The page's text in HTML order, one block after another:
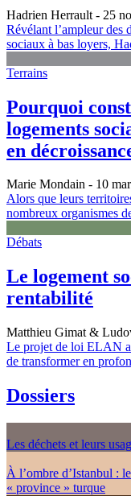
Hadrien Herrault - 25
Révélant l’ampleur des
sociaux à bas loyers,
Terrains
Pourquoi
logements
en
Marie Mondain - 10
Alors que leurs
nombreux organismes
Débats
Le logement
rentabilité
Matthieu Gimat &
Le projet de loi ELAN
de transformer en
Dossiers
Les déchets et leurs
À l’ombre d’Istanbul :
« province » turque